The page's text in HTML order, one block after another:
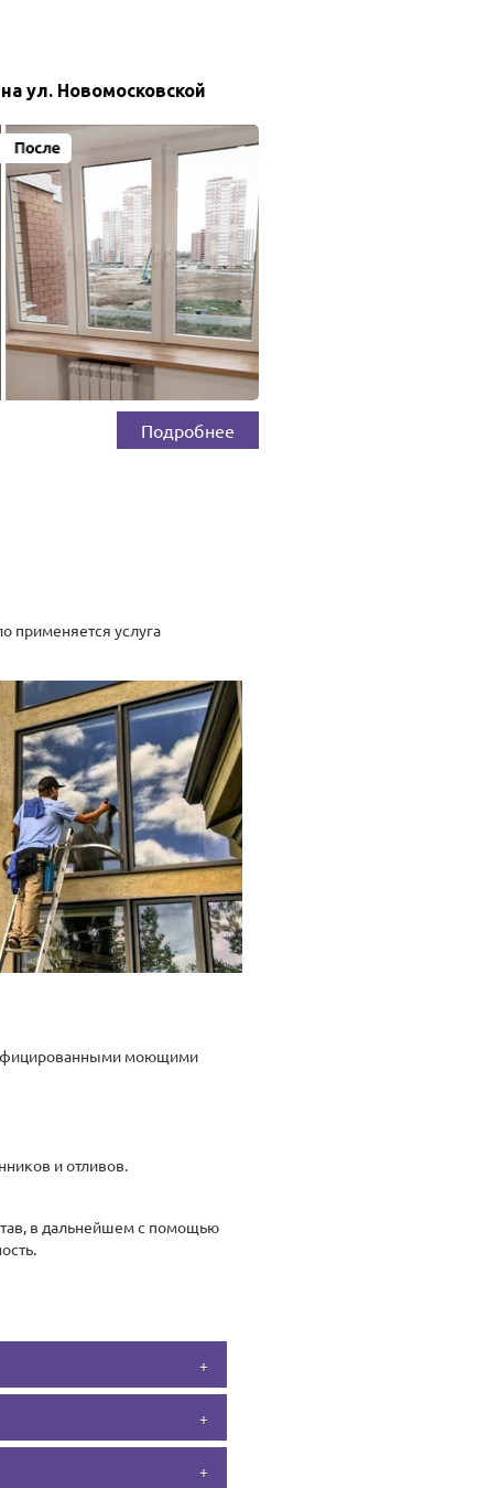
ул. Новомосковской
Подробнее
применяется услуга
моющими
и отливов.
в дальнейшем с помощью
безопасны для
их